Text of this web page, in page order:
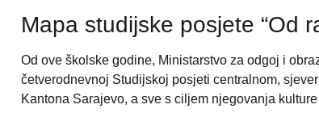
Mapa studijske posjete “Od
Od ove školske godine, Ministarstvo za odgoj i
četverodnevnoj Studijskoj posjeti centralnom,
Kantona Sarajevo, a sve s ciljem njegovanja